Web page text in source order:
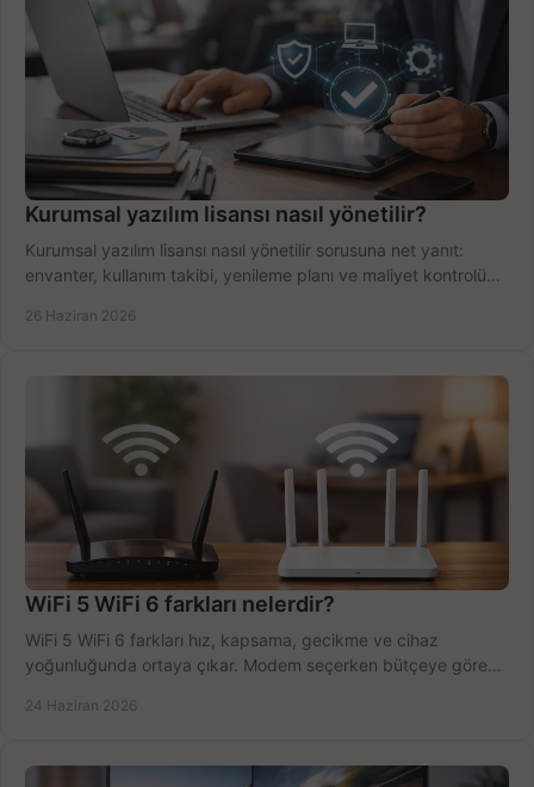
Kurumsal yazılım lisansı nasıl yönetilir?
Kurumsal yazılım lisansı nasıl yönetilir sorusuna net yanıt:
envanter, kullanım takibi, yenileme planı ve maliyet kontrolü
26 Haziran 2026
WiFi 5 WiFi 6 farkları nelerdir?
WiFi 5 WiFi 6 farkları hız, kapsama, gecikme ve cihaz
yoğunluğunda ortaya çıkar. Modem seçerken bütçeye göre
24 Haziran 2026